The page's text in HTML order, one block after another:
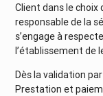
Client dans le choix
responsable de la
s’engage à
l’établissement de
Dès la validation
Prestation et